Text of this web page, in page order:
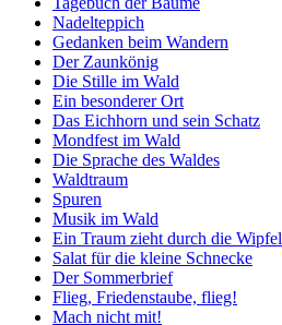
Nadelteppich
Gedanken beim Wandern
Der Zaunkönig
Die Stille im Wald
Ein besonderer Ort
Das Eichhorn und sein Schatz
Mondfest im Wald
Die Sprache des Waldes
Waldtraum
Spuren
Musik im Wald
Ein Traum zieht durch die Wipfel
Salat für die kleine Schnecke
Der Sommerbrief
Flieg, Friedenstaube, flieg!
Mach nicht mit!